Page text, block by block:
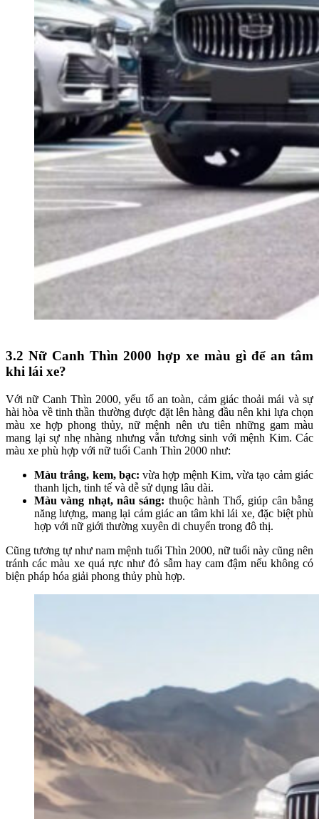
3.2 Nữ Canh Thìn 2000 hợp xe màu gì để an tâm
khi lái xe?
Với nữ Canh Thìn 2000, yếu tố an toàn, cảm giác thoải mái và sự
hài hòa về tinh thần thường được đặt lên hàng đầu nên khi lựa chọn
màu xe hợp phong thủy, nữ mệnh nên ưu tiên những gam màu
mang lại sự nhẹ nhàng nhưng vẫn tương sinh với mệnh Kim. Các
màu xe phù hợp với nữ tuổi Canh Thìn 2000 như:
Màu trắng, kem, bạc: vừa hợp mệnh Kim, vừa tạo cảm giác
thanh lịch, tinh tế và dễ sử dụng lâu dài.
Màu vàng nhạt, nâu sáng: thuộc hành Thổ, giúp cân bằng
năng lượng, mang lại cảm giác an tâm khi lái xe, đặc biệt phù
hợp với nữ giới thường xuyên di chuyển trong đô thị.
Cũng tương tự như nam mệnh tuổi Thìn 2000, nữ tuổi này cũng nên
tránh các màu xe quá rực như đỏ sẫm hay cam đậm nếu không có
biện pháp hóa giải phong thủy phù hợp.